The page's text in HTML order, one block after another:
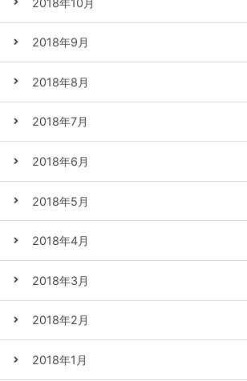
2018年9月
2018年8月
2018年7月
2018年6月
2018年5月
2018年4月
2018年3月
2018年2月
2018年1月